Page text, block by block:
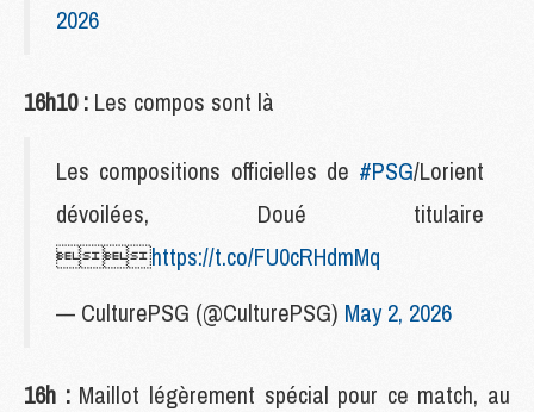
2026
16h10 : Les compos sont là
Les compositions officielles de #PSG/Lorient
dévoilées, Doué titulaire
https://t.co/FU0cRHdmMq
— CulturePSG (@CulturePSG) May 2, 2026
16h : Maillot légèrement spécial pour ce match, au